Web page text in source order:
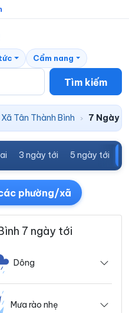
Tìm kiếm
Cẩm nang
Xã Tân Thành Bình › 7 Ngày
3 ngày tới 5 ngày tới
phường/xã
7 ngày tới
Dông
Mưa rào nhẹ